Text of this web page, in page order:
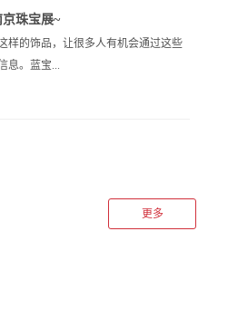
更多
京珠宝展~
样的饰品，让很多人有机会通过这些
息。蓝宝...
吊坠能够在很多人心中比较受到欢迎
状有很多种，而且即使是比较大克拉